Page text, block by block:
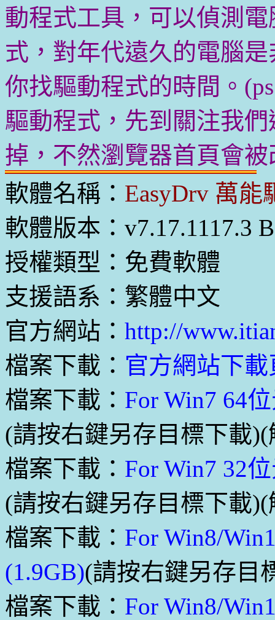
動程式工具，可以偵測
式，對年代遠久的電腦
你找驅動程式的時間。
驅動程式，先到關注我
掉，不然瀏覽器首頁會被
軟體名稱： EasyDrv 萬能
軟體版本：v7.17.1117.3
授權類型：免費軟體
支援語系：繁體中文
官方網站： http://
檔案下載： 官方網站下載
檔案下載： For Win7 64
(請按右鍵另存目標下載
檔案下載： For Win7 32
(請按右鍵另存目標下載
檔案下載： For Win8/
(1.9GB)(請按右鍵另存目
檔案下載： For Win8/